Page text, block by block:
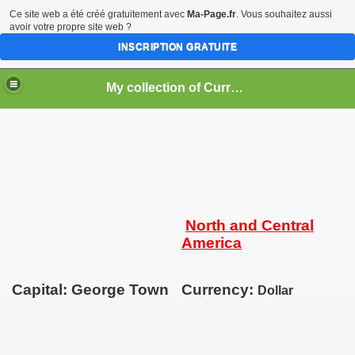
My collection of Currencies of the World ==> Coins and Banknotes
North and Central
America
Capital: George Town Currency: Dollar
Ce site web a été créé gratuitement avec Ma-Page.fr. Vous souhaitez aussi
avoir votre propre site web ?
INSCRIPTION GRATUITE